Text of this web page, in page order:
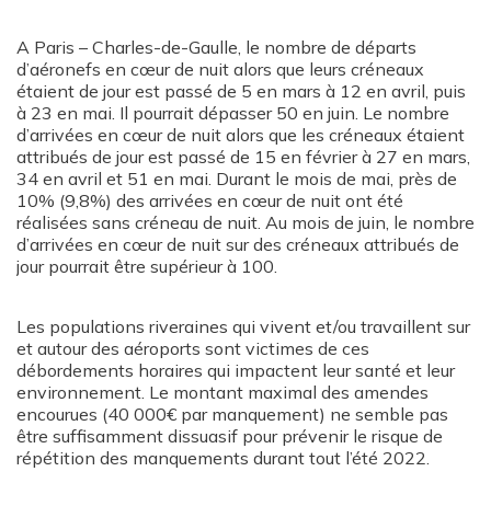
A Paris – Charles-de-Gaulle, le nombre de départs
d’aéronefs en cœur de nuit alors que leurs créneaux
étaient de jour est passé de 5 en mars à 12 en avril, puis
à 23 en mai. Il pourrait dépasser 50 en juin. Le nombre
d’arrivées en cœur de nuit alors que les créneaux étaient
attribués de jour est passé de 15 en février à 27 en mars,
34 en avril et 51 en mai. Durant le mois de mai, près de
10% (9,8%) des arrivées en cœur de nuit ont été
réalisées sans créneau de nuit. Au mois de juin, le nombre
d’arrivées en cœur de nuit sur des créneaux attribués de
jour pourrait être supérieur à 100.
Les populations riveraines qui vivent et/ou travaillent sur
et autour des aéroports sont victimes de ces
débordements horaires qui impactent leur santé et leur
environnement. Le montant maximal des amendes
encourues (40 000€ par manquement) ne semble pas
être suffisamment dissuasif pour prévenir le risque de
répétition des manquements durant tout l’été 2022.